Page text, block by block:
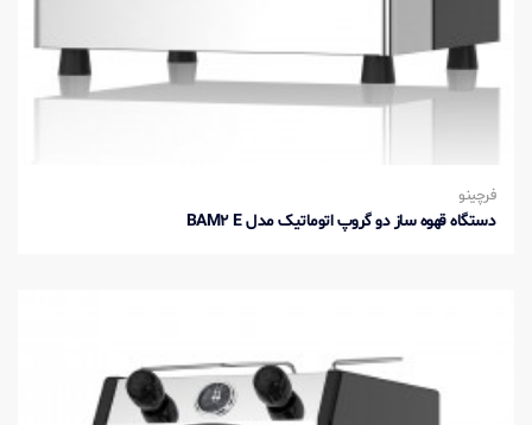
فرچینو
دستگاه قهوه ساز دو گروپ اتوماتیک مدل BAM2 E